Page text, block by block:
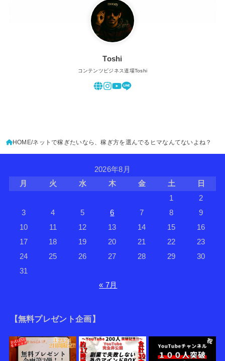
Toshi
コンテンツビジネス道場Toshi
HOME ネットで稼ぎたいなら、稼ぎ方を選んでるヒマなんてないよね？
2026年8月
月
火 水 木 金 土
日
1
2
3
4 5 6 7 8
9
10
11 12 13 14 15
16
17
18 19 20 21 22
23
24
25 26 27 28 29
30
31
« 7月
【無料プレゼント企画】